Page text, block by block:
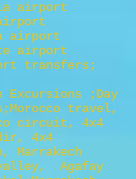
airport
airport
airport
transfers;
Excursions ;Day
travel,
circuit, 4x4
4x4
Marrakech
Agafay